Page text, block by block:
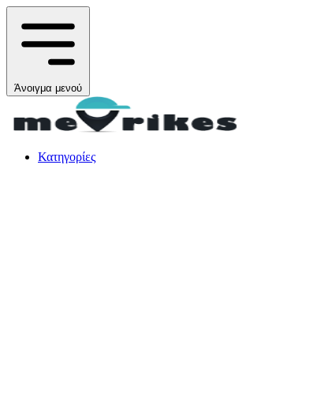
Άνοιγμα μενού
Κατηγορίες